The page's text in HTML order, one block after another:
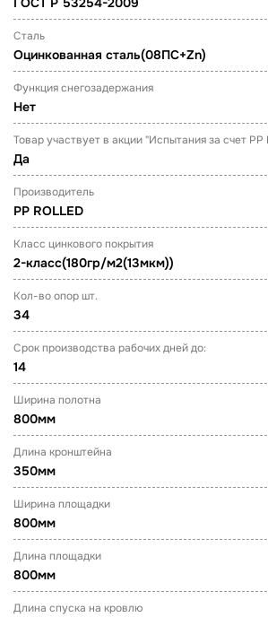
Сталь
Оцинкованная сталь(08ПС+Zn)
Функция снегозадержания
Нет
Товар участвует в акции "Испытания за счет PP
Да
Производитель
PP ROLLED
Класс цинкового покрытия
2-класс(180гр/м2(13мкм))
Кол-во опор шт.
34
Срок производства рабочих дней до:
14
Ширина полотна
800мм
Длина кронштейна
350мм
Ширина площадки
800мм
Длина площадки
800мм
Длина спуска на кровлю